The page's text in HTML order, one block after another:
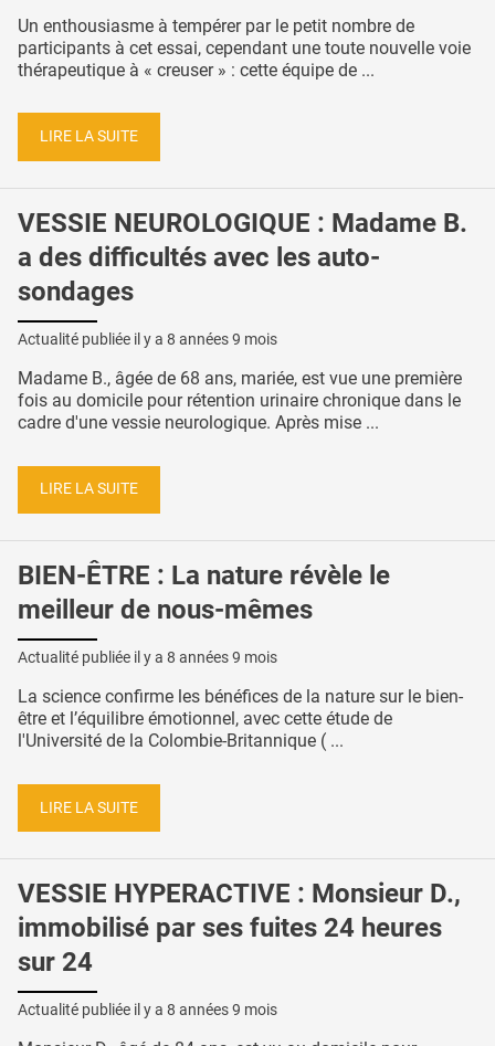
Un enthousiasme à tempérer par le petit nombre de
participants à cet essai, cependant une toute nouvelle voie
thérapeutique à « creuser » : cette équipe de ...
LIRE LA SUITE
VESSIE NEUROLOGIQUE : Madame B.
a des difficultés avec les auto-
sondages
Actualité publiée il y a 8 années 9 mois
Madame B., âgée de 68 ans, mariée, est vue une première
fois au domicile pour rétention urinaire chronique dans le
cadre d'une vessie neurologique. Après mise ...
LIRE LA SUITE
BIEN-ÊTRE : La nature révèle le
meilleur de nous-mêmes
Actualité publiée il y a 8 années 9 mois
La science confirme les bénéfices de la nature sur le bien-
être et l’équilibre émotionnel, avec cette étude de
l'Université de la Colombie-Britannique ( ...
LIRE LA SUITE
VESSIE HYPERACTIVE : Monsieur D.,
immobilisé par ses fuites 24 heures
sur 24
Actualité publiée il y a 8 années 9 mois